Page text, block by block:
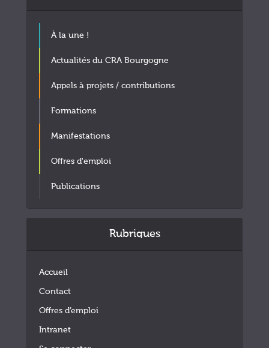
À la une !
Actualités du CRA Bourgogne
Appels à projets / contributions
Formations
Manifestations
Offres d'emploi
Publications
Rubriques
Accueil
Contact
Offres d’emploi
Intranet